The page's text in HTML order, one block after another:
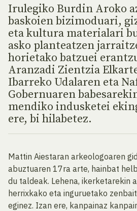
Irulegiko Burdin Aroko
baskoien bizimoduari,
eta kultura materialari
asko planteatzen
horietako batzuei
Aranzadi Zientzia
Ibarreko Udalaren eta
Gobernuaren
mendiko indusketei
ere, bi hilabetez.
Mattin Aiestaran arkeologoaren
abuztuaren 17ra arte, hainbat
du taldeak. Lehena, ikerketarekin
herrixkako eta inguruetako
eginez. Izan ere, kanpainaz